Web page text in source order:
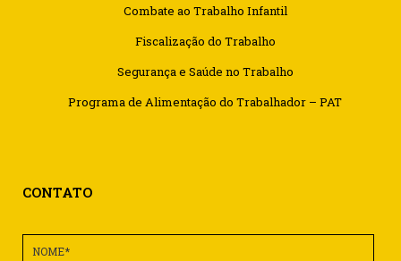
Combate ao Trabalho Infantil
Fiscalização do Trabalho
Segurança e Saúde no Trabalho
Programa de Alimentação do Trabalhador – PAT
CONTATO